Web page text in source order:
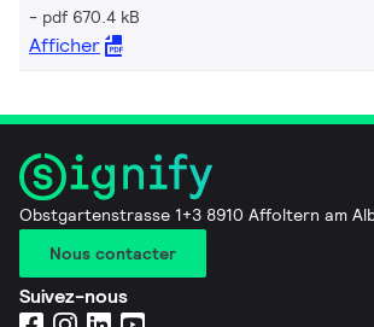
pdf 670.4 kB
Afficher
Obstgartenstrasse 1+3 8910 Affoltern am
Nous contacter
Suivez-nous